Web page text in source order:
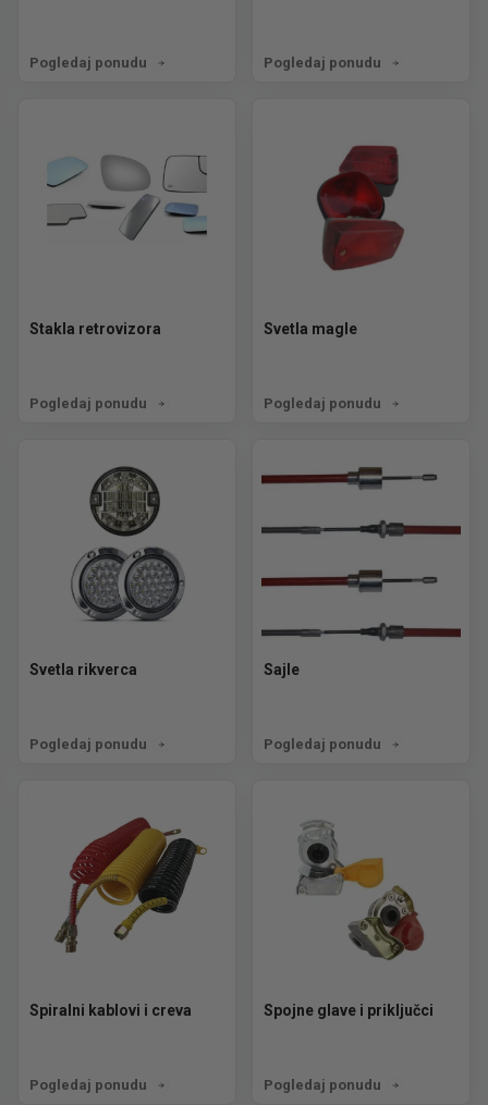
Pogledaj ponudu Pogledaj ponudu
Stakla retrovizora
Pogledaj ponudu
Svetla magle
Pogledaj ponudu
Svetla rikverca
Pogledaj ponudu
Sajle
Pogledaj ponudu
Spiralni kablovi i creva
Pogledaj ponudu
Spojne glave i priključci
Pogledaj ponudu